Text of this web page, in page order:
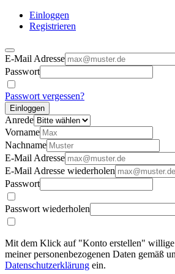
Einloggen
Registrieren
E-Mail Adresse
Passwort
Passwort vergessen?
Einloggen
Anrede
Vorname
Nachname
E-Mail Adresse
E-Mail Adresse wiederholen
Passwort
Passwort wiederholen
Mit dem Klick auf "Konto erstellen"
meiner personenbezogenen Daten gemäß
Datenschutzerklärung ein.